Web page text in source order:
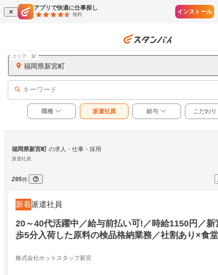
アプリで快適に仕事探し
無料 インストール
福岡県新宮町
エリア、駅
キーワード
職種 派遣社員 給与 こだわり
福岡県新宮町 の求人・仕事・採用
派遣社員
295件
新着派遣社員
20～40代活躍中／給与前払い可!／時給1150円／新
歩5分入荷した原料の検品格納業務／社割あり×食
株式会社ホットスタッフ新宮